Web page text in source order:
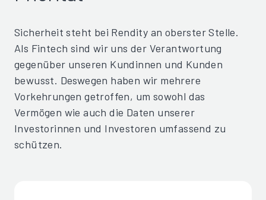
Sicherheit steht bei Rendity an oberster Stelle.
Als Fintech sind wir uns der Verantwortung
gegenüber unseren Kundinnen und Kunden
bewusst. Deswegen haben wir mehrere
Vorkehrungen getroffen, um sowohl das
Vermögen wie auch die Daten unserer
Investorinnen und Investoren umfassend zu
schützen.